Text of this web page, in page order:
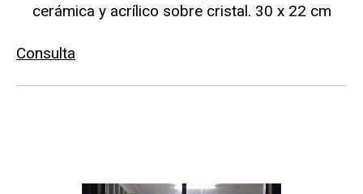
cerámica y acrílico sobre cristal. 30 x 22 cm
Consulta